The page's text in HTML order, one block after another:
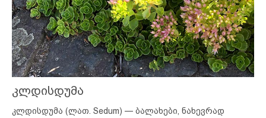
კლდისდუმა
კლდისდუმა (ლათ. Sedum) — ბალახები, ნახევრად